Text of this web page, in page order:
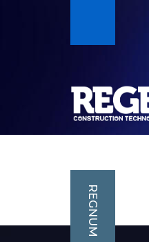
REGNUM